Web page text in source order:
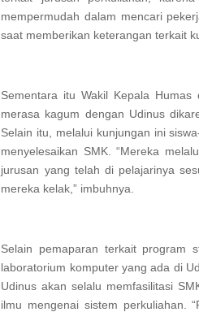
mempermudah dalam mencari
saat memberikan keterangan terkait
Sementara itu Wakil Kepala
merasa kagum dengan Udinus
Selain itu, melalui kunjungan ini
menyelesaikan SMK. “Mereka
jurusan yang telah di pelajarinya
mereka kelak,” imbuhnya.
Selain pemaparan terkait program
laboratorium komputer yang ada di
Udinus akan selalu memfasilitasi
ilmu mengenai sistem perkuliahan.